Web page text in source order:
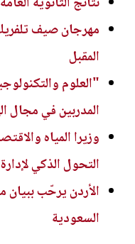
المقبل
"العلوم
المدربين في مجال
وزيرا المياه
التحول الذكي لإدارة
الأردن يرحّب
السعودية